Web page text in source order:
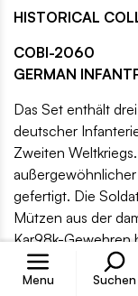
Menu Suchen
HISTORICAL
COBI-2060
GERMAN
Das Set enthält
deutscher
Zweiten
gefertigt. Die
Mützen aus der
Kar98k-Gewehren
Grundlage für
Ergänzung zu